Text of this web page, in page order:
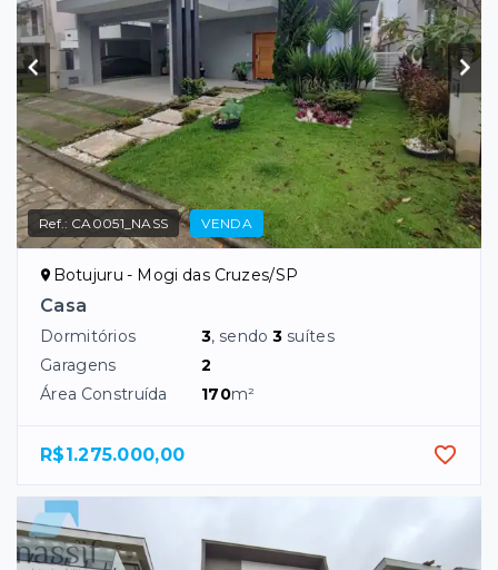
Ref.: CA0051_NASS VENDA
Botujuru - Mogi das Cruzes/SP
Casa
Dormitórios 3, sendo3 suítes
Garagens
2
Área Construída
170m²
R$1.275.000,00